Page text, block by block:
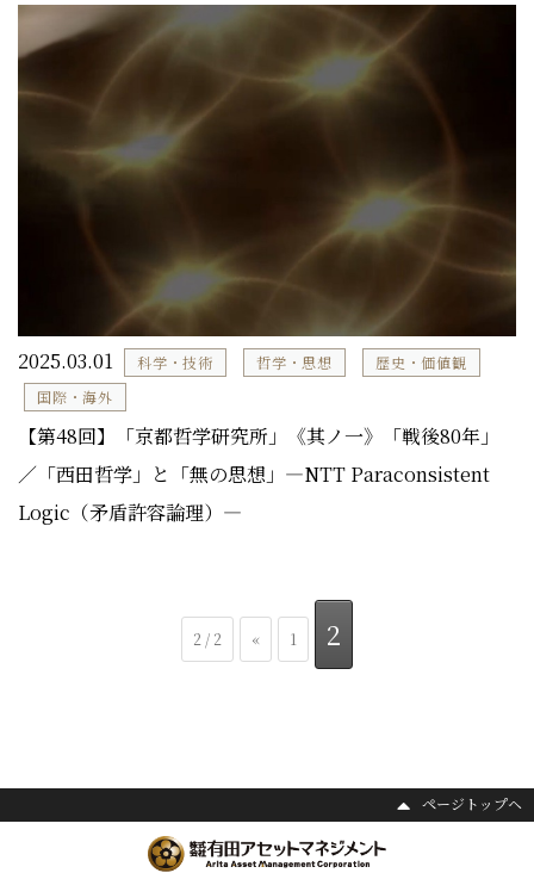
2025.03.01 科学・技術 哲学・思想
歴史・価値観
国際・海外
【第48回】「京都哲学研究所」《其ノ一》「戦後80年」
／「西田哲学」と「無の思想」―NTT Paraconsistent
Logic（矛盾許容論理）―
2 / 2 « 1 2
ページトップヘ